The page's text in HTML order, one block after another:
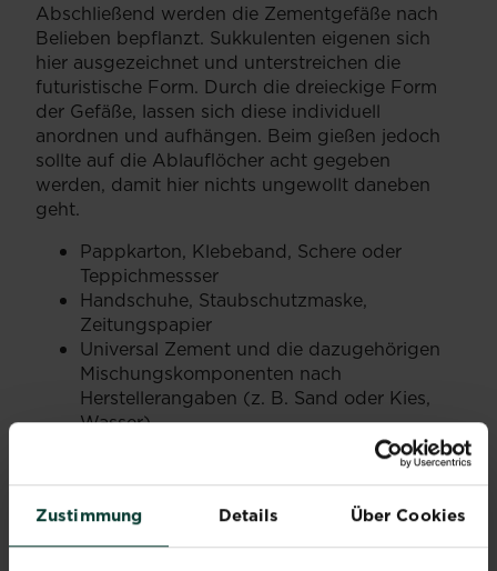
Zustimmung Details Über Cookies
Abschließend werden die Zementgefäße nach
Belieben bepflanzt. Sukkulenten eigenen sich
hier ausgezeichnet und unterstreichen die
futuristische Form. Durch die dreieckige Form
der Gefäße, lassen sich diese individuell
anordnen und aufhängen. Beim gießen jedoch
sollte auf die Ablauflöcher acht gegeben
werden, damit hier nichts ungewollt daneben
geht.
Pappkarton, Klebeband, Schere oder
Teppichmessser
Handschuhe, Staubschutzmaske,
Zeitungspapier
Universal Zement und die dazugehörigen
Mischungskomponenten nach
Herstellerangaben (z. B. Sand oder Kies,
Wasser)
Sukkulenten)